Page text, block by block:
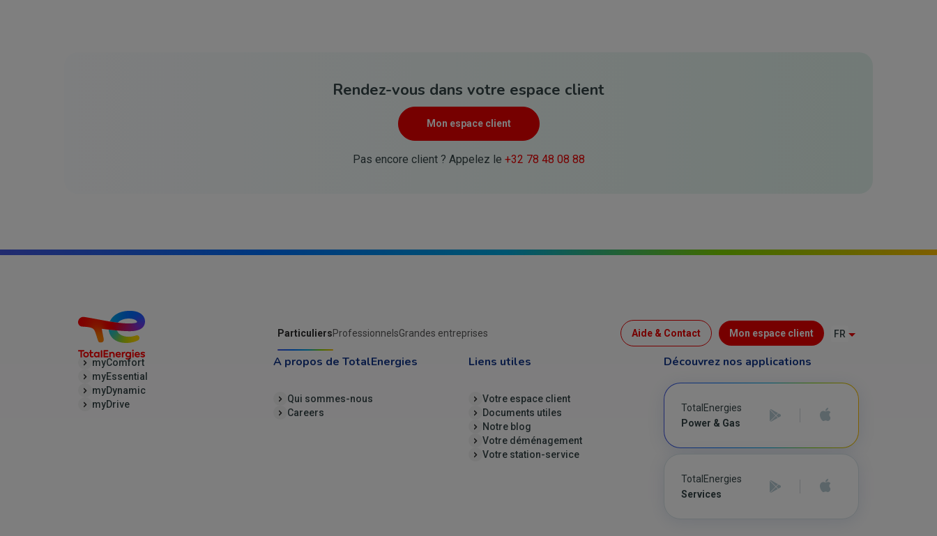
Rendez-vous dans votre espace client
Mon espace client
Pas encore client ? Appelez le +32 78 48 08 88
ParticuliersProfessionnelsGrandes entreprises
Menu
(B2C)
Aide & Contact Mon espace client FR
myComfort
myEssential
myDynamic
myDrive
A propos de TotalEnergies
Qui sommes-nous
Careers
Liens utiles
Votre espace client
Documents utiles
Notre blog
Votre déménagement
Votre station-service
Découvrez nos applications
TotalEnergies
Power & Gas
TotalEnergies
Services